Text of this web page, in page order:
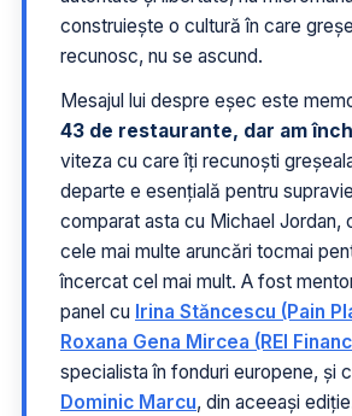
construiește o cultură în care
recunosc, nu se ascund.
Mesajul lui despre eșec este
43 de restaurante, dar am
viteza cu care îți recunoști
departe e esențială pentru
comparat asta cu Michael Jordan,
cele mai multe aruncări tocmai
încercat cel mai mult. A fost
panel cu Irina Stăncescu (Pain
Roxana Gena Mircea (REI
specialista în fonduri europene, și
Dominic Marcu, din aceeași